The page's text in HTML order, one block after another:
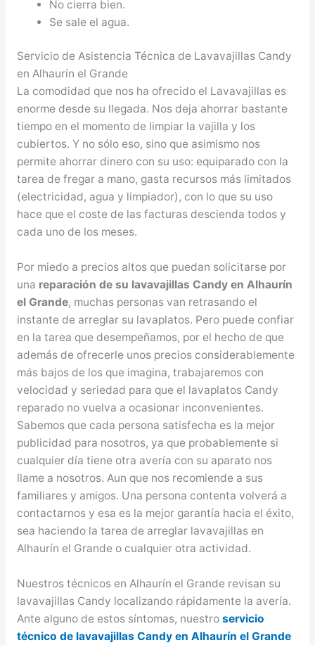
No cierra bien.
Se sale el agua.
Servicio de Asistencia Técnica de Lavavajillas Candy
en Alhaurín el Grande
La comodidad que nos ha ofrecido el Lavavajillas es
enorme desde su llegada. Nos deja ahorrar bastante
tiempo en el momento de limpiar la vajilla y los
cubiertos. Y no sólo eso, sino que asimismo nos
permite ahorrar dinero con su uso: equiparado con la
tarea de fregar a mano, gasta recursos más limitados
(electricidad, agua y limpiador), con lo que su uso
hace que el coste de las facturas descienda todos y
cada uno de los meses.
Por miedo a precios altos que puedan solicitarse por
una reparación de su lavavajillas Candy en Alhaurín
el Grande, muchas personas van retrasando el
instante de arreglar su lavaplatos. Pero puede confiar
en la tarea que desempeñamos, por el hecho de que
además de ofrecerle unos precios considerablemente
más bajos de los que imagina, trabajaremos con
velocidad y seriedad para que el lavaplatos Candy
reparado no vuelva a ocasionar inconvenientes.
Sabemos que cada persona satisfecha es la mejor
publicidad para nosotros, ya que probablemente si
cualquier día tiene otra avería con su aparato nos
llame a nosotros. Aun que nos recomiende a sus
familiares y amigos. Una persona contenta volverá a
contactarnos y esa es la mejor garantía hacia el éxito,
sea haciendo la tarea de arreglar lavavajillas en
Alhaurín el Grande o cualquier otra actividad.
Nuestros técnicos en Alhaurín el Grande revisan su
lavavajillas Candy localizando rápidamente la avería.
Ante alguno de estos síntomas, nuestro servicio
técnico de lavavajillas Candy en Alhaurín el Grande